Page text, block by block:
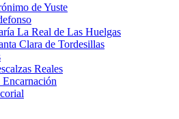
de Yuste
La Real de Las Huelgas
Clara de Tordesillas
Reales